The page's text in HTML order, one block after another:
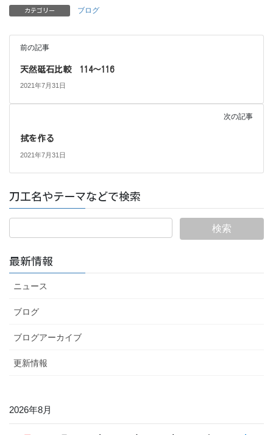
カテゴリー ブログ
前の記事
天然砥石比較 114〜116
2021年7月31日
次の記事
拭を作る
2021年7月31日
刀工名やテーマなどで検索
最新情報
ニュース
ブログ
ブログアーカイブ
更新情報
2026年8月